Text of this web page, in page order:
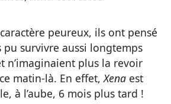
peureux, ils ont pensé
pu survivre aussi longtemps
n’imaginaient plus la revoir
matin-là. En effet, Xena est
à l’aube, 6 mois plus tard !